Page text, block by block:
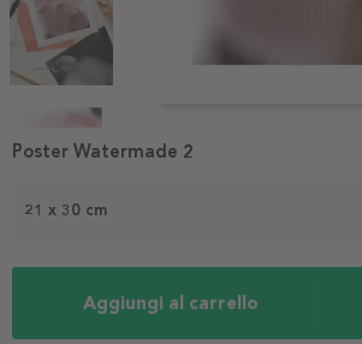
1
21 x 30 cm
Aggiungi al carrello
Poster Watermade 2